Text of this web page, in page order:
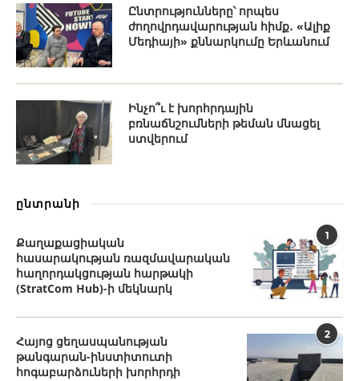
Ընտրությունները՝ որպես
ժողովրդավարության հիմք․ «Ալիք
Մեդիայի» քննարկումը Երևանում
Ինչո՞ւ է խորհրդային
բռնաճնշումների թեման մնացել
ստվերում
ընտրանի
1
Քաղաքացիական
հասարակության ռազմավարական
հաղորդակցության հարթակի
(StratCom Hub)-ի մեկնարկ
2
Հայոց ցեղասպանության
թանգարան-ինստիտուտի
հոգաբարձուների խորհրդի